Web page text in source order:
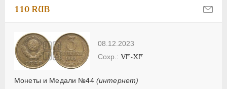
110 RUB
08.12.2023
Монеты и Медали №44 (интернет)
VF-XF